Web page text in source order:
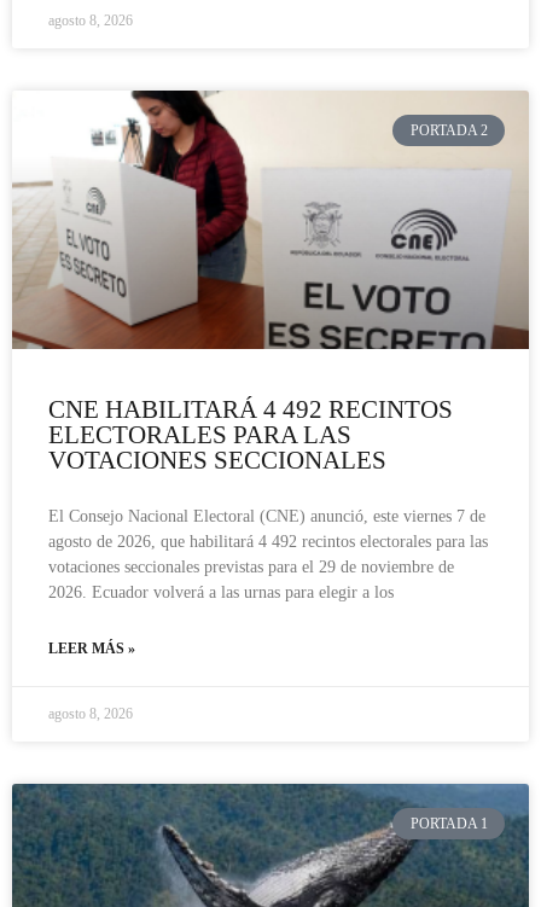
agosto 8, 2026
PORTADA 2
CNE HABILITARÁ 4 492 RECINTOS
ELECTORALES PARA LAS
VOTACIONES SECCIONALES
El Consejo Nacional Electoral (CNE) anunció, este viernes 7 de
agosto de 2026, que habilitará 4 492 recintos electorales para las
votaciones seccionales previstas para el 29 de noviembre de
2026. Ecuador volverá a las urnas para elegir a los
LEER MÁS »
agosto 8, 2026
PORTADA 1